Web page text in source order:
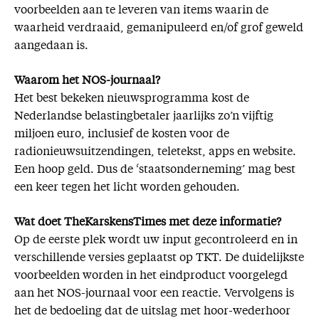
voorbeelden aan te leveren van items waarin de
waarheid verdraaid, gemanipuleerd en/of grof geweld
aangedaan is.
Waarom het NOS-journaal?
Het best bekeken nieuwsprogramma kost de
Nederlandse belastingbetaler jaarlijks zo’n vijftig
miljoen euro, inclusief de kosten voor de
radionieuwsuitzendingen, teletekst, apps en website.
Een hoop geld. Dus de ‘staatsonderneming’ mag best
een keer tegen het licht worden gehouden.
Wat doet TheKarskensTimes met deze informatie?
Op de eerste plek wordt uw input gecontroleerd en in
verschillende versies geplaatst op TKT. De duidelijkste
voorbeelden worden in het eindproduct voorgelegd
aan het NOS-journaal voor een reactie. Vervolgens is
het de bedoeling dat de uitslag met hoor-wederhoor